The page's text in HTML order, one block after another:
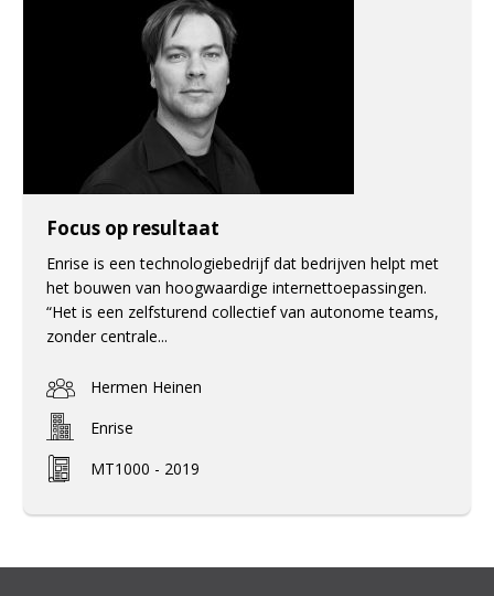
Focus op resultaat
Enrise is een technologiebedrijf dat bedrijven helpt met
het bouwen van hoogwaardige internettoepassingen.
“Het is een zelfsturend collectief van autonome teams,
zonder centrale...
Hermen Heinen
Enrise
MT1000 - 2019